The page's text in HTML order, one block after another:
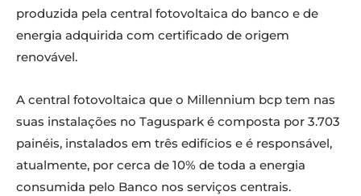
produzida pela central fotovoltaica do banco e de
energia adquirida com certificado de origem
renovável.
A central fotovoltaica que o Millennium bcp tem nas
suas instalações no Taguspark é composta por 3.703
painéis, instalados em três edifícios e é responsável,
atualmente, por cerca de 10% de toda a energia
consumida pelo Banco nos serviços centrais.